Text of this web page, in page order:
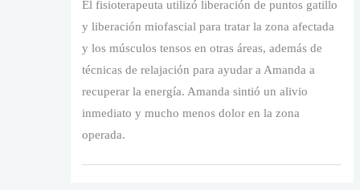
El fisioterapeuta utilizó liberación de puntos gatillo
y liberación miofascial para tratar la zona afectada
y los músculos tensos en otras áreas, además de
técnicas de relajación para ayudar a Amanda a
recuperar la energía. Amanda sintió un alivio
inmediato y mucho menos dolor en la zona
operada.